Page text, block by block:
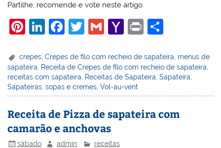
Partilhe, recomende e vote neste artigo
Pi
er
e
st
Li
k
e
dI
n
F
c
e
b
o
o
k
T
itt
er
G
ai
l
Y
h
o
o
ai
Pr
t
ar
e
crepes ,Crepes de filo com recheio de sapateira menus de
sapateira
Receita de Crepes de filo com recheio de sapateira
receitas com sapateira
Receitas de Sapateira ,Sapateira
Sapateiras ,sopas e cremes ,Vol-au-vent
Receita de Pizza de sapateira com
camarão e anchovas
sábado admin receitas